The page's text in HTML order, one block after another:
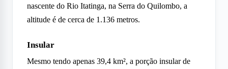
nascente do Rio Itatinga, na Serra do Quilombo, a
altitude é de cerca de 1.136 metros.
Insular
Mesmo tendo apenas 39,4 km², a porção insular de